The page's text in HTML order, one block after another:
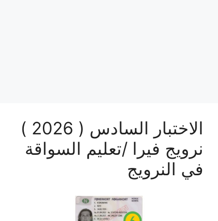
الاختبار السادس ( 2026 )
نرويج فيرا /تعليم السواقة
في النرويج